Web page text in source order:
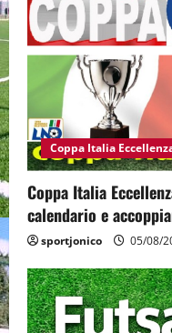
Coppa Italia
Coppa Italia
calendario e
sportjonico 05/08/